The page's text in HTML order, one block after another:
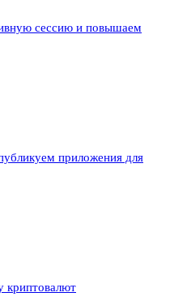
сессию и повышаем
приложения для
криптовалют